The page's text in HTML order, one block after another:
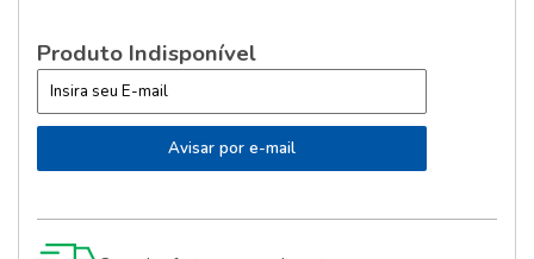
Produto Indisponível